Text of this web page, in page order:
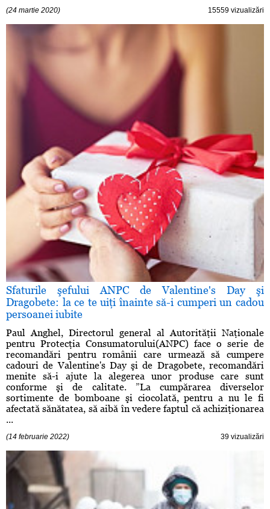
(24 martie 2020) 15559 vizualizări
Sfaturile şefului ANPC de Valentine's Day şi
Dragobete: la ce te uiţi înainte să-i cumperi un cadou
persoanei iubite
Paul Anghel, Directorul general al Autorităţii Naţionale
pentru Protecţia Consumatorului(ANPC) face o serie de
recomandări pentru românii care urmează să cumpere
cadouri de Valentine's Day şi de Dragobete, recomandări
menite să-i ajute la alegerea unor produse care sunt
conforme şi de calitate. ”La cumpărarea diverselor
sortimente de bomboane şi ciocolată, pentru a nu le fi
afectată sănătatea, să aibă în vedere faptul că achiziţionarea
...
(14 februarie 2022) 39 vizualizări